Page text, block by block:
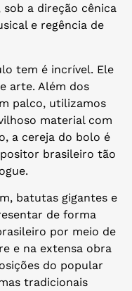
a direção cênica
e regência de
tem é incrível. Ele
arte. Além dos
palco, utilizamos
material com
a cereja do bolo é
brasileiro tão
batutas gigantes e
de forma
por meio de
e na extensa obra
do popular
tradicionais